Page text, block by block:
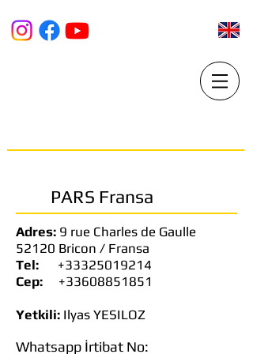
PARS Fransa
Adres: 9 rue Charles de Gaulle
52120 Bricon / Fransa
Tel:
+33325019214
Cep: +33608851851
Yetkili: Ilyas YESILOZ
Whatsapp İrtibat No: